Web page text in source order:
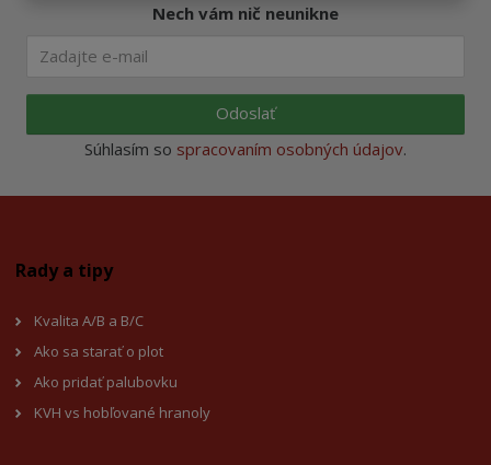
Nech vám nič neunikne
Odoslať
Súhlasím so spracovaním osobných údajov.
Rady a tipy
Kvalita A/B a B/C
Ako sa starať o plot
Ako pridať palubovku
KVH vs hobľované hranoly